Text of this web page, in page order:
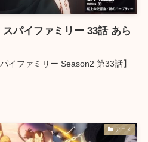
パイファミリー 33話 あら
イファミリー Season2 第33話】
アニメ